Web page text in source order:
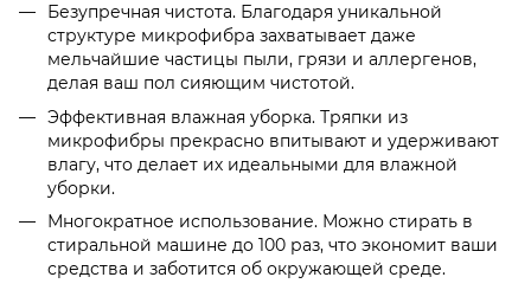
Безупречная чистота. Благодаря уникальной
структуре микрофибра захватывает даже
мельчайшие частицы пыли, грязи и аллергенов,
делая ваш пол сияющим чистотой.
Эффективная влажная уборка. Тряпки из
микрофибры прекрасно впитывают и удерживают
влагу, что делает их идеальными для влажной
уборки.
Многократное использование. Можно стирать в
стиральной машине до 100 раз, что экономит ваши
средства и заботится об окружающей среде.